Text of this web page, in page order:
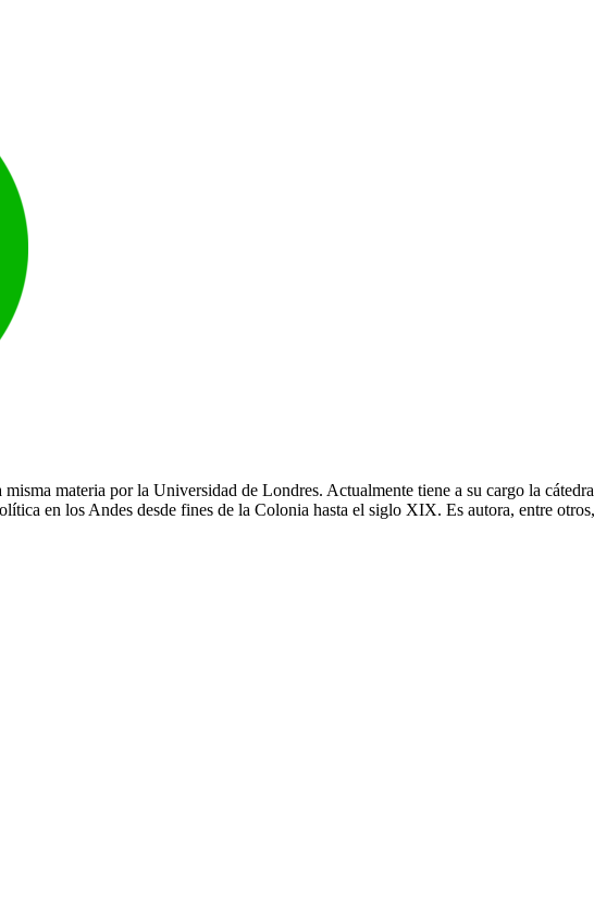
materia por la Universidad de Londres. Actualmente tiene a su cargo la
en los Andes desde fines de la Colonia hasta el siglo XIX. Es autora, entre